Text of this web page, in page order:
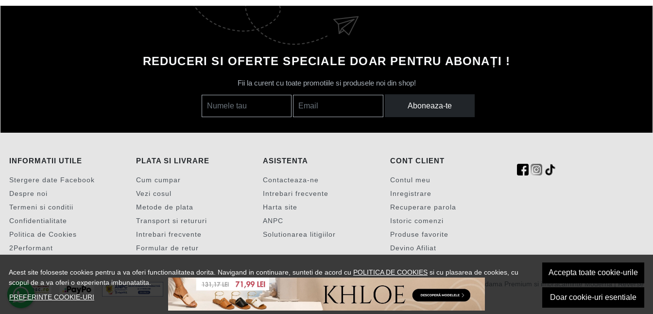
Acest site foloseste cookies pentru a va oferi functionalitatea dorita. Navigand in continuare, sunteti de acord cu POLITICA DE COOKIES si cu plasarea de cookies, cu
scopul de a va oferi o experienta imbunatatita.
PREFERINTE COOKIE-URI
Accepta toate cookie-urile
Doar cookie-uri esentiale
REDUCERI SI OFERTE SPECIALE DOAR PENTRU ABONAȚI !
Fii la curent cu toate promotiile si produsele noi din shop!
Numele tau Email Aboneaza-te
INFORMATII UTILE
Stergere date Facebook
Despre noi
Termeni si conditii
Confidentialitate
Politica de Cookies
2Performant
PLATA SI LIVRARE
Cum cumpar
Vezi cosul
Metode de plata
Transport si retururi
Intrebari frecvente
Formular de retur
ASISTENTA
Contacteaza-ne
Intrebari frecvente
Harta site
ANPC
Solutionarea litigiilor
CONT CLIENT
Contul meu
Inregistrare
Recuperare parola
Istoric comenzi
Produse favorite
Devino Afiliat
© Incaltaminte dama Premium si imbracaminte Moderna | Reverse
2026